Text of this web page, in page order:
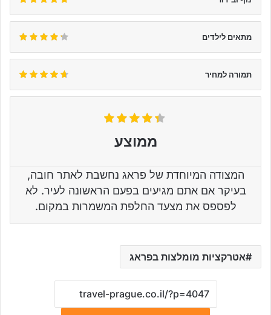
מתאים לילדים
תמורה למחיר
ממוצע
המצודה המיוחדת של פראג נחשבת לאתר חובה,
בעיקר אם אתם מגיעים בפעם הראשונה לעיר. לא
לפספס את מצעד החלפת המשמרות במקום.
אטרקציות מומלצות בפראג